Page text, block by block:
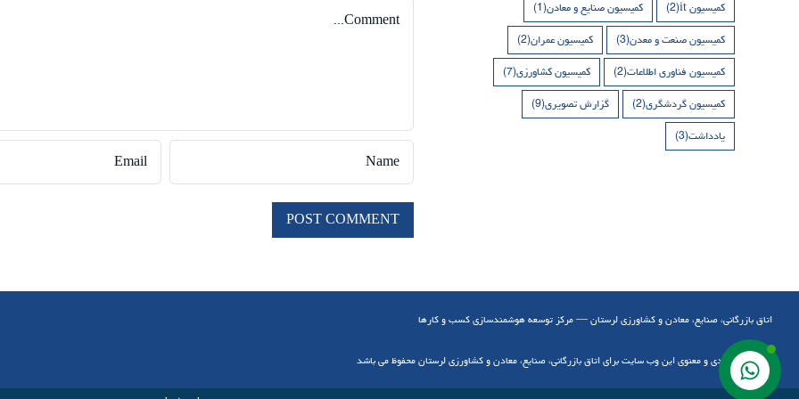
کمیسیون it (2) کمیسیون صنایع و معادن(1)
کمیسیون صنعت و معدن(3) کمیسیون عمران(2)
کمیسیون فناوری اطلاعات(2) کمیسیون کشاورزی(7)
کمیسیون گردشگری(2) گزارش تصویری(9)
یادداشت(3)
اتاق بازرگانی، صنایع، معادن و کشاورزی لرستان — مرکز توسعه هوشمندسازی کسب و کارها
کلیه حقوق مادی و معنوی این وب سایت برای اتاق بازرگانی، صنایع، معادن و کشاورزی لرستان محفوظ می باشد
تماس با ما